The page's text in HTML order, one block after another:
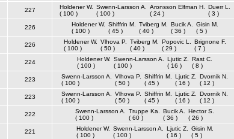
227
Holdener W.
( 100 )
Swenn-Larsson A.
( 100 )
Aronsson Elfman H.
( 24 )
Duerr L.
( 3 )
226
Holdener W.
( 100 )
Shiffrin M.
( 45 )
Tviberg M.
( 40 )
Bucik A.
( 36 )
Gisin M.
( 5 )
226
Holdener W.
( 100 )
Vlhova P.
( 50 )
Tviberg M.
( 40 )
Popovic L.
( 29 )
Brignone F.
( 7 )
224
Holdener W.
( 100 )
Swenn-Larsson A.
( 100 )
Ljutic Z.
( 16 )
Rast C.
( 8 )
223
Swenn-Larsson A.
( 100 )
Vlhova P.
( 50 )
Shiffrin M.
( 45 )
Ljutic Z.
( 16 )
Dvornik N.
( 12 )
223
Swenn-Larsson A.
( 100 )
Vlhova P.
( 50 )
Shiffrin M.
( 45 )
Ljutic Z.
( 16 )
Dvornik N.
( 12 )
222
Swenn-Larsson A.
( 100 )
Truppe Ka.
( 60 )
Bucik A.
( 36 )
Hector S.
( 26 )
221
Holdener W.
( 100 )
Swenn-Larsson A.
( 100 )
Ljutic Z.
( 16 )
Gisin M.
( 5 )